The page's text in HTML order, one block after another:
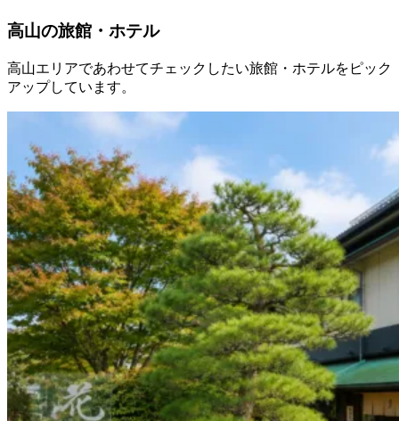
高山の旅館・ホテル
高山エリアであわせてチェックしたい旅館・ホテルをピック
アップしています。